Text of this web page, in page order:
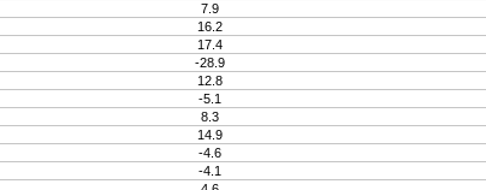
7.9
16.2
17.4
-28.9
12.8
-5.1
8.3
14.9
-4.6
-4.1